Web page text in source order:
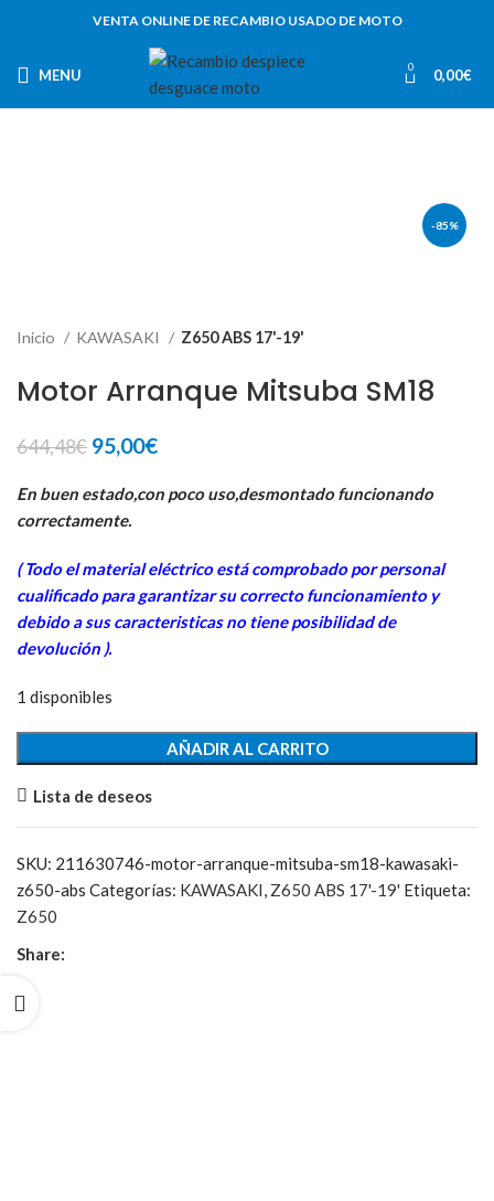
VENTA ONLINE DE RECAMBIO USADO DE MOTO
MENU 0 0,00€
-85%
Inicio KAWASAKI Z650 ABS 17'-19'
Motor Arranque Mitsuba SM18
644,48€ El
original
era:
95,00€El
actual
En buen estado,con poco uso,desmontado funcionando
correctamente.
( Todo el material eléctrico está comprobado por personal
cualificado para garantizar su correcto funcionamiento y
debido a sus caracteristicas no tiene posibilidad de
devolución ).
1 disponibles
Arranque
Mitsuba
SM18
AÑADIR AL CARRITO
Lista de deseos
SKU: 211630746-motor-arranque-mitsuba-sm18-kawasaki-
z650-abs Categorías: KAWASAKI, Z650 ABS 17'-19' Etiqueta:
Z650
Share: